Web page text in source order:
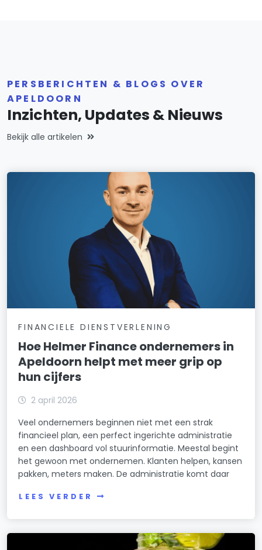
PERSBERICHTEN & BLOGS OVER
APELDOORN
Inzichten, Updates & Nieuws
Bekijk alle artikelen
FINANCIELE DIENSTVERLENING
Hoe Helmer Finance ondernemers in
Apeldoorn helpt met meer grip op
hun cijfers
2 april 2026
Veel ondernemers beginnen niet met een strak
financieel plan, een perfect ingerichte administratie
en een dashboard vol stuurinformatie. Meestal begint
het gewoon met ondernemen. Klanten helpen, kansen
pakken, meters maken. De administratie komt daar
LEES VERDER